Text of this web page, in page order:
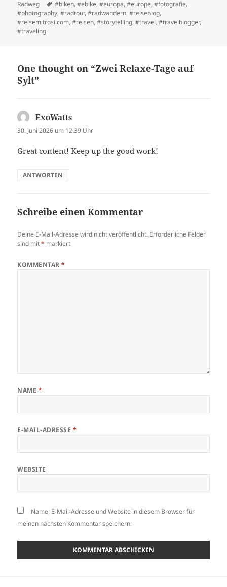
on
Radweg
Tags
#biken,#ebike,#europa,#europe,#fotografie,
#photography,#radtour,#radwandern,#reiseblog,
#reisemitrosi.com,#reisen,#storytelling,#travel,#travelblogger,
#traveling
One thought on “Zwei Relaxe-Tage auf
Sylt”
ExoWatts
30. Juni 2026 um 12:39 Uhr
Great content! Keep up the good work!
ANTWORTEN
Schreibe einen Kommentar
Deine E-Mail-Adresse wird nicht veröffentlicht. Erforderliche Felder
sind mit* markiert
KOMMENTAR*
NAME *
E-MAIL-ADRESSE *
WEBSITE
Name, E-Mail-Adresse und Website in diesem Browser für
meinen nächsten Kommentar speichern.